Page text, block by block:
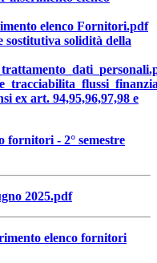
elenco Fornitori.pdf
solidità della
ex art. 94,95,96,97,98 e
fornitori - 2° semestre
2025.pdf
elenco fornitori